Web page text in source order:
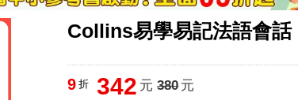
Collins易學易記法語會話
9 折 342 元 380元